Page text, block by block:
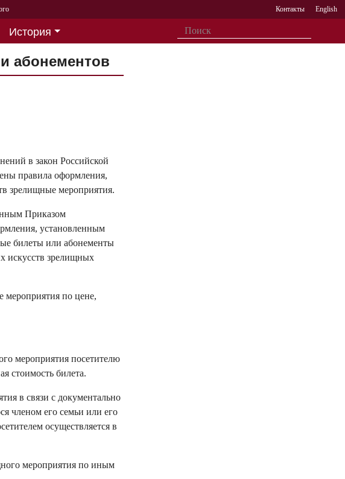
Контакты English
История
абонементов
в закон Российской
правила оформления,
зрелищные мероприятия.
Приказом
установленным
билеты или абонементы
искусств зрелищных
мероприятия по цене,
мероприятия посетителю
стоимость билета.
в связи с документально
членом его семьи или его
осуществляется в
мероприятия по иным